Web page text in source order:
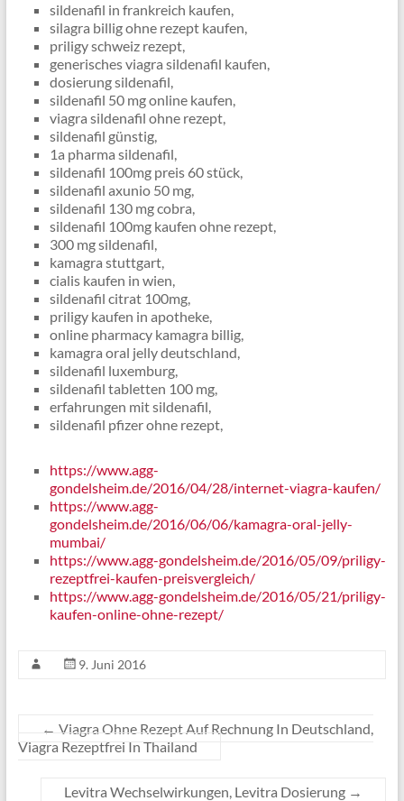
sildenafil in frankreich kaufen,
silagra billig ohne rezept kaufen,
priligy schweiz rezept,
generisches viagra sildenafil kaufen,
dosierung sildenafil,
sildenafil 50 mg online kaufen,
viagra sildenafil ohne rezept,
sildenafil günstig,
1a pharma sildenafil,
sildenafil 100mg preis 60 stück,
sildenafil axunio 50 mg,
sildenafil 130 mg cobra,
sildenafil 100mg kaufen ohne rezept,
300 mg sildenafil,
kamagra stuttgart,
cialis kaufen in wien,
sildenafil citrat 100mg,
priligy kaufen in apotheke,
online pharmacy kamagra billig,
kamagra oral jelly deutschland,
sildenafil luxemburg,
sildenafil tabletten 100 mg,
erfahrungen mit sildenafil,
sildenafil pfizer ohne rezept,
https://www.agg-
gondelsheim.de/2016/04/28/internet-viagra-kaufen/
https://www.agg-
gondelsheim.de/2016/06/06/kamagra-oral-jelly-
mumbai/
https://www.agg-gondelsheim.de/2016/05/09/priligy-
rezeptfrei-kaufen-preisvergleich/
https://www.agg-gondelsheim.de/2016/05/21/priligy-
kaufen-online-ohne-rezept/
9. Juni 2016
← Viagra Ohne Rezept Auf Rechnung In Deutschland,
Viagra Rezeptfrei In Thailand
Levitra Wechselwirkungen, Levitra Dosierung →